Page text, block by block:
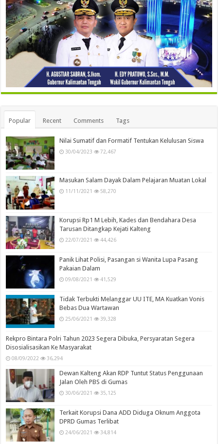
Popular Recent Comments Tags
Nilai Sumatif dan Formatif Tentukan Kelulusan Siswa
30/04/2023 72,467
Masukan Salam Dayak Dalam Pelajaran Muatan Lokal
11/11/2021 58,270
Korupsi Rp1 M Lebih, Kades dan Bendahara Desa
Tarusan Ditangkap Kejati Kalteng
22/07/2021 44,426
Panik Lihat Polisi, Pasangan si Wanita Lupa Pasang
Pakaian Dalam
09/08/2021 41,529
Tidak Terbukti Melanggar UU ITE, MA Kuatkan Vonis
Bebas Dua Wartawan
25/06/2021 39,328
Rekpro Bintara Polri Tahun 2023 Segera Dibuka, Persyaratan Segera
Disosialisasikan Ke Masyarakat
08/09/2022 36,294
Dewan Kalteng Akan RDP Tuntut Status Penggunaan
Jalan Oleh PBS di Gumas
30/06/2021 35,125
Terkait Korupsi Dana ADD Diduga Oknum Anggota
DPRD Gumas Terlibat
24/06/2021 34,814